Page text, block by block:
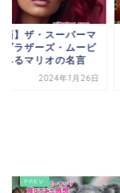
画】ザ・スーパーマ
ブラザーズ・ムービ
みるマリオの名言
2024年1月26日